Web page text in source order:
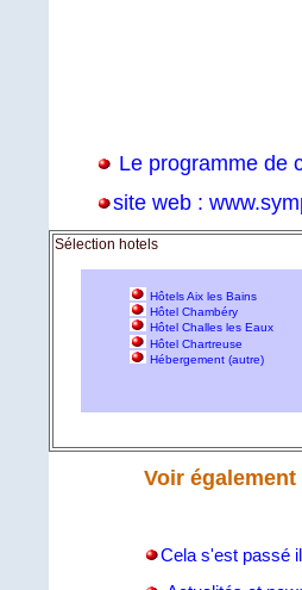
Le programme de
site web :
Sélection hotels
Hôtels Aix les Bains
Hôtel Chambéry
Hôtel Challes les Eaux
Hôtel Chartreuse
Hébergement (autre)
Voir également
Cela s'est passé